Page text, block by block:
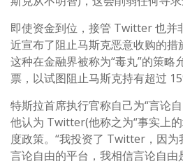
即使资金到位，接管 Twitter 也并
近宣布了阻止马斯克恶意收购的措
这种在金融界被称为“毒丸”的策略
票，以试图阻止马斯克持有超过
特斯拉首席执行官称自己为“言论
他认为 Twitter(他称之为“事实上
度政策。“我投资了 Twitter，因
言论自由的平台，我相信言论自